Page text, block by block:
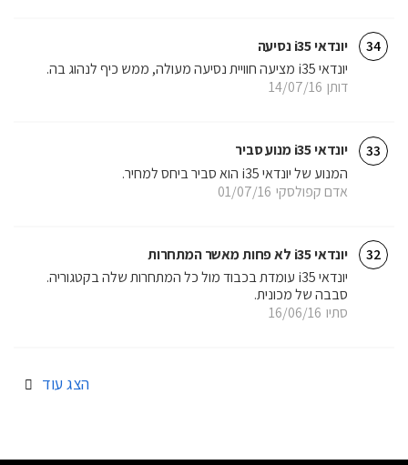
34 יונדאי i35 נסיעה
דותן 14/07/16
יונדאי i35 מציעה חוויית נסיעה מעולה, ממש כיף לנהוג בה.
33 יונדאי i35 מנוע סביר
אדם קפולסקי 01/07/16
המנוע של יונדאי i35 הוא סביר ביחס למחיר.
32 יונדאי i35 לא פחות מאשר המתחרות
סתיו 16/06/16
יונדאי i35 עומדת בכבוד מול כל המתחרות שלה בקטגוריה.
סבבה של מכונית.
הצג עוד